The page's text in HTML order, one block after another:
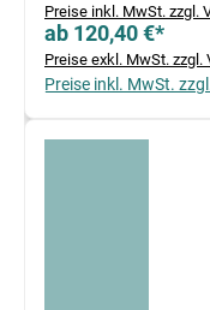
Preise inkl. MwSt. zzgl.
ab 120,40 €*
Preise exkl. MwSt. zzgl.
Preise inkl. MwSt.